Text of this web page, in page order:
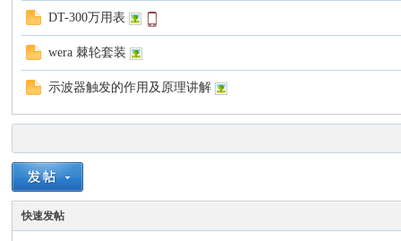
手
DT-300万用表
wera 棘轮套装
示波器触发的作用及原理讲解
快速发帖